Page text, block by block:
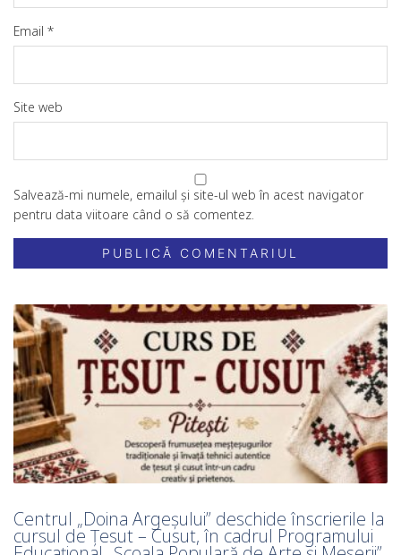
Email *
Site web
Salvează-mi numele, emailul și site-ul web în acest navigator
pentru data viitoare când o să comentez.
Centrul „Doina Argeșului” deschide înscrierile la
cursul de Țesut – Cusut, în cadrul Programului